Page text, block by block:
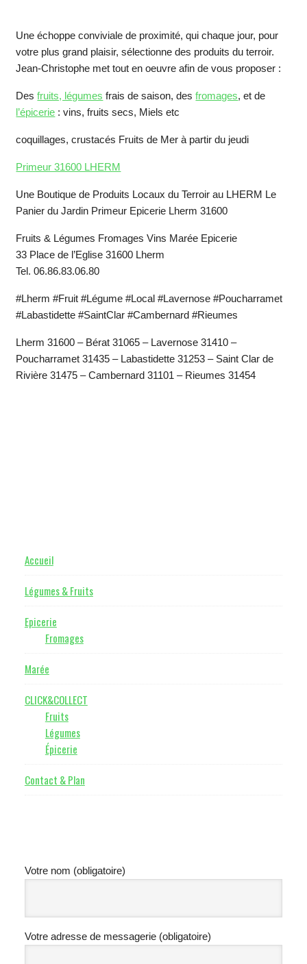
Une échoppe conviviale de proximité, qui chaque jour, pour
votre plus grand plaisir, sélectionne des produits du terroir.
Jean-Christophe met tout en oeuvre afin de vous proposer :
Desfruits, légumes frais de saison, desfromages, et de
l’épicerie : vins, fruits secs, Miels etc
coquillages, crustacés Fruits de Mer à partir du jeudi
Primeur 31600 LHERM
Une Boutique de Produits Locaux du Terroir au LHERM Le
Panier du Jardin Primeur Epicerie Lherm 31600
Fruits & Légumes Fromages Vins Marée Epicerie
33 Place de l’Eglise 31600 Lherm
Tel. 06.86.83.06.80
#Lherm #Fruit #Légume #Local #Lavernose #Poucharramet
#Labastidette #SaintClar #Cambernard #Rieumes
Lherm 31600 – Bérat 31065 – Lavernose 31410 –
Poucharramet 31435 – Labastidette 31253 – Saint Clar de
Rivière 31475 – Cambernard 31101 – Rieumes 31454
Footer
Accueil
Légumes & Fruits
Epicerie
Fromages
Marée
CLICK&COLLECT
Fruits
Légumes
Épicerie
Contact & Plan
Votre nom (obligatoire)
Votre adresse de messagerie (obligatoire)